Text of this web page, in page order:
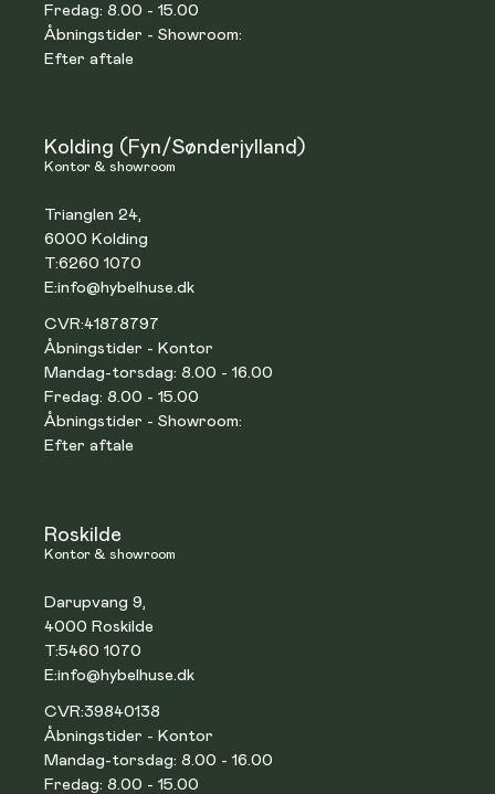
Fredag: 8.00 - 15.00
Åbningstider - Showroom:
Efter aftale
Kolding (Fyn/Sønderjylland)
Kontor & showroom
Trianglen 24,
6000 Kolding
T:6260 1070
E:info@hybelhuse.dk
CVR:41878797
Åbningstider - Kontor
Mandag-torsdag: 8.00 - 16.00
Fredag: 8.00 - 15.00
Åbningstider - Showroom:
Efter aftale
Roskilde
Kontor & showroom
Darupvang 9,
4000 Roskilde
T:5460 1070
E:info@hybelhuse.dk
CVR:39840138
Åbningstider - Kontor
Mandag-torsdag: 8.00 - 16.00
Fredag: 8.00 - 15.00